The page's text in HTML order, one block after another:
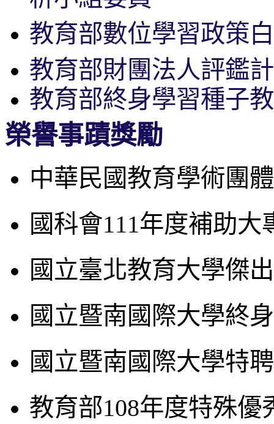
教育部數位學習政策
教育部財團法人評鑑
教育部終身學習種子
榮譽事蹟獎勵
中華民國教育學術團
國科會111年度補助大
國立臺北教育大學傑
國立暨南國際大學終
國立暨南國際大學特
教育部108年度特殊